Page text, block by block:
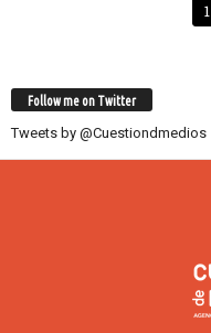
1
Follow me on Twitter
Tweets by @Cuestiondmedios